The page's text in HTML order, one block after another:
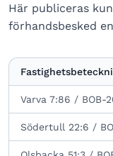
Här publiceras
förhandsbesked
Varva 7:86 / BOB-
Södertull 22:6 /